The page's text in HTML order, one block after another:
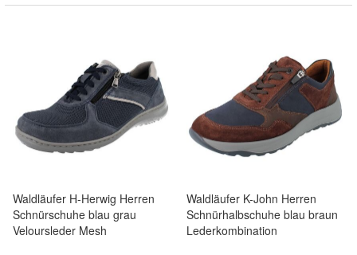
Waldläufer H-Herwig Herren
Schnürschuhe blau grau
Veloursleder Mesh
Waldläufer K-John Herren
Schnürhalbschuhe blau braun
Lederkombination